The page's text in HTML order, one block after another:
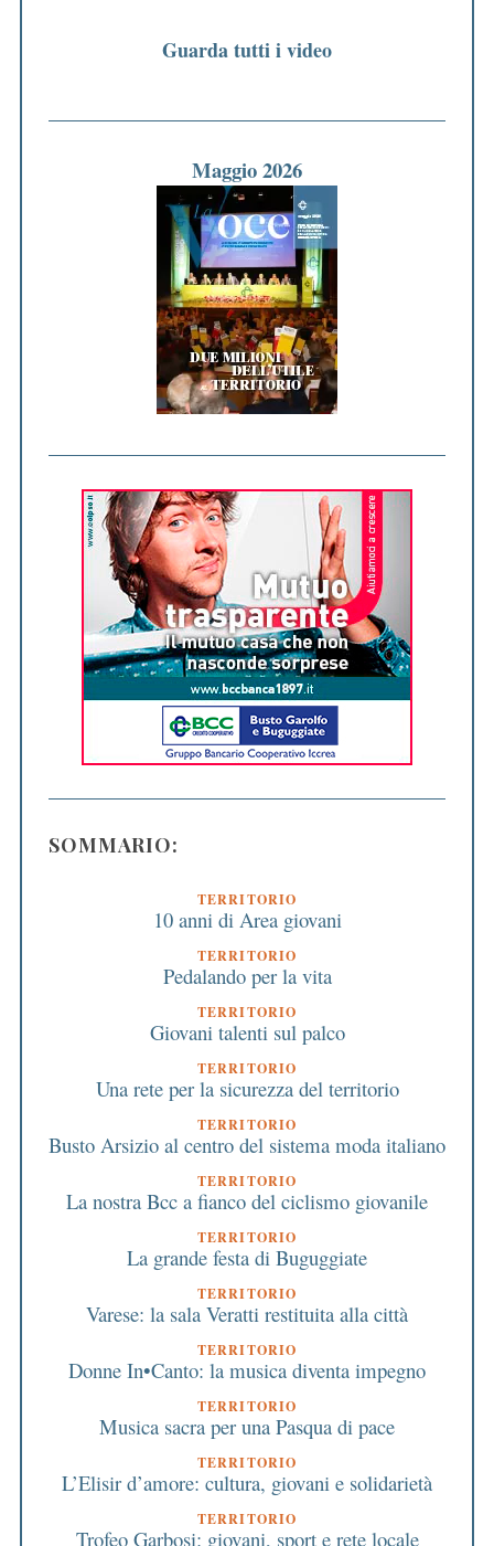
Guarda tutti i video
Maggio 2026
SOMMARIO:
TERRITORIO
10 anni di Area giovani
TERRITORIO
Pedalando per la vita
TERRITORIO
Giovani talenti sul palco
TERRITORIO
Una rete per la sicurezza del territorio
TERRITORIO
Busto Arsizio al centro del sistema moda italiano
TERRITORIO
La nostra Bcc a fianco del ciclismo giovanile
TERRITORIO
La grande festa di Buguggiate
TERRITORIO
Varese: la sala Veratti restituita alla città
TERRITORIO
Donne In•Canto: la musica diventa impegno
TERRITORIO
Musica sacra per una Pasqua di pace
TERRITORIO
L’Elisir d’amore: cultura, giovani e solidarietà
TERRITORIO
Trofeo Garbosi: giovani, sport e rete locale